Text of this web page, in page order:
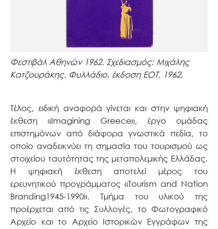
Φεστιβάλ Αθηνών 1962. Σχεδιασμός: Μιχάλης
Κατζουράκης. Φυλλάδιο, έκδοση EOT, 1962.
Τέλος, ειδική αναφορά γίνεται και στην ψηφιακή
έκθεση «Imagining Greece», έργο ομάδας
επιστημόνων από διάφορα γνωστικά πεδία, το
οποίο αναδεικνύει τη σημασία του τουρισμού ως
στοιχείου ταυτότητας της μεταπολεμικής Ελλάδας.
Η ψηφιακή έκθεση αποτελεί μέρος του
ερευνητικού προγράμματος «Tourism and Nation
Branding1945-1990». Τμήμα του υλικού της
προέρχεται από τις Συλλογές, το Φωτογραφικό
Αρχείο και το Αρχείο Ιστορικών Εγγράφων της